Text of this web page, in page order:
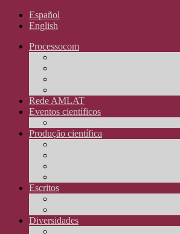
Español
English
Processocom
Rede AMLAT
Eventos científicos
Produção científica
Escritos
Diversidades